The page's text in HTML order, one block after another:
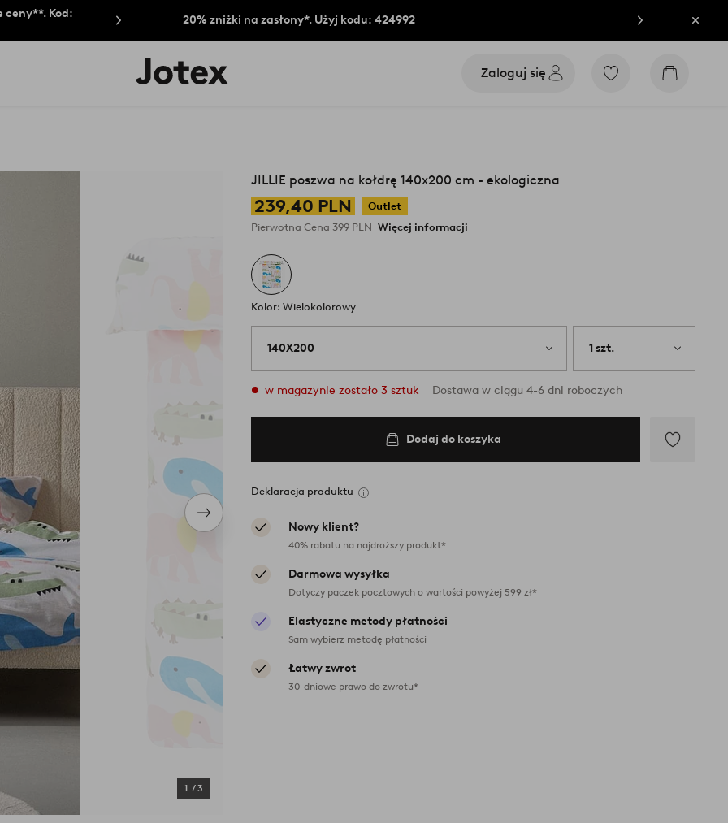
ceny**. Kod:
20% zniżki na zasłony*. Użyj kodu: 424992
Logo
Jotex
Zaloguj się
Przejdź
Przejdź
Następny
produkt
1 /3
JILLIE poszwa na kołdrę 140x200 cm - ekologiczna
239,40 PLN
Outlet
Pierwotna Cena399 PLN Więcej informacji
Kolor: Wielokolorowy
140X200 1 szt.
w magazynie zostało 3 sztuk Dostawa w ciągu 4-6 dni roboczych
Dodaj do koszyka
Deklaracja produktu
Nowy klient?
40% rabatu na najdroższy produkt*
Darmowa wysyłka
Dotyczy paczek pocztowych o wartości powyżej 599 zł*
Elastyczne metody płatności
Sam wybierz metodę płatności
Łatwy zwrot
30-dniowe prawo do zwrotu*